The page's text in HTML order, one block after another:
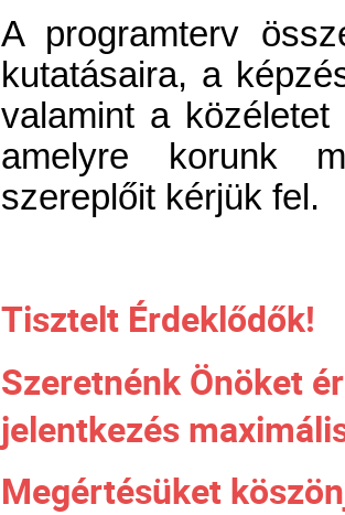
A programterv
kutatásaira, a
valamint a
amelyre korunk
szereplőit kérjük fel.
Tisztelt Érdeklődők!
Szeretnénk Önöket
jelentkezés
Megértésüket